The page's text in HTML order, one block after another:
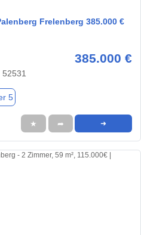
Frelenberg 385.000 €
385.000 €
52531
5
★ ➦ ➜